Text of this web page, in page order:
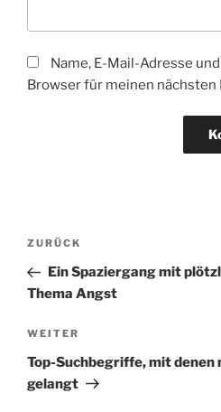
Name, E-Mail-Adresse
Browser für meinen
Beitragsnavigation
Vorheriger
Beitrag
ZURÜCK
Ein Spaziergang mit
Thema Angst
Nächster
Beitrag
WEITER
Top-Suchbegriffe, mit denen
gelangt